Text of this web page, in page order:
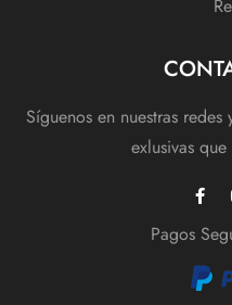
Síguenos en nuestras
exlusivas
Pagos